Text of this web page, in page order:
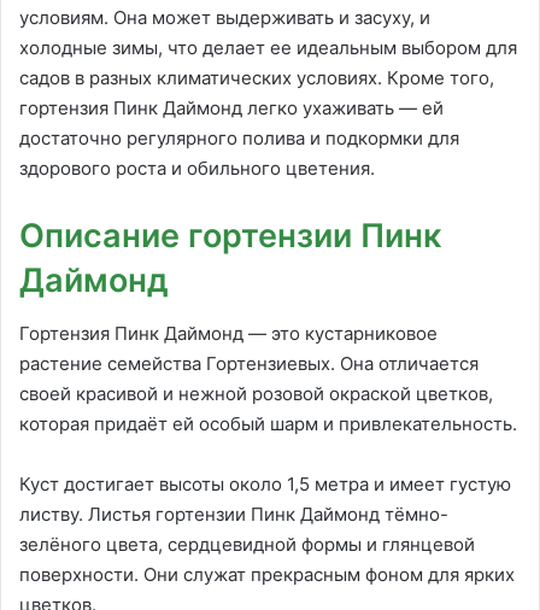
условиям. Она может выдерживать и засуху, и
холодные зимы, что делает ее идеальным выбором для
садов в разных климатических условиях. Кроме того,
гортензия Пинк Даймонд легко ухаживать — ей
достаточно регулярного полива и подкормки для
здорового роста и обильного цветения.
Описание гортензии Пинк
Даймонд
Гортензия Пинк Даймонд — это кустарниковое
растение семейства Гортензиевых. Она отличается
своей красивой и нежной розовой окраской цветков,
которая придаёт ей особый шарм и привлекательность.
Куст достигает высоты около 1,5 метра и имеет густую
листву. Листья гортензии Пинк Даймонд тёмно-
зелёного цвета, сердцевидной формы и глянцевой
поверхности. Они служат прекрасным фоном для ярких
цветков.